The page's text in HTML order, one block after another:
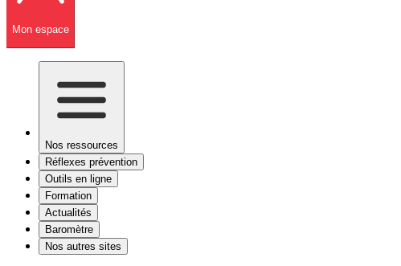
Mon espace
Nos ressources
Réflexes prévention
Outils en ligne
Formation
Actualités
Baromètre
Nos autres sites